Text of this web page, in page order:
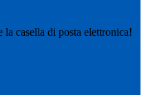
casella di posta elettronica!